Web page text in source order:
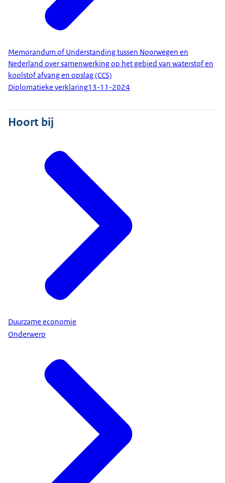
Memorandum of Understanding tussen Noorwegen en
Nederland over samenwerking op het gebied van waterstof en
koolstof afvang en opslag (CCS)
Diplomatieke verklaring13-11-2024
Hoort bij
Duurzame economie
Onderwerp